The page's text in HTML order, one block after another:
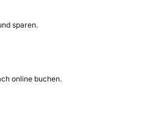
sparen.
online buchen.